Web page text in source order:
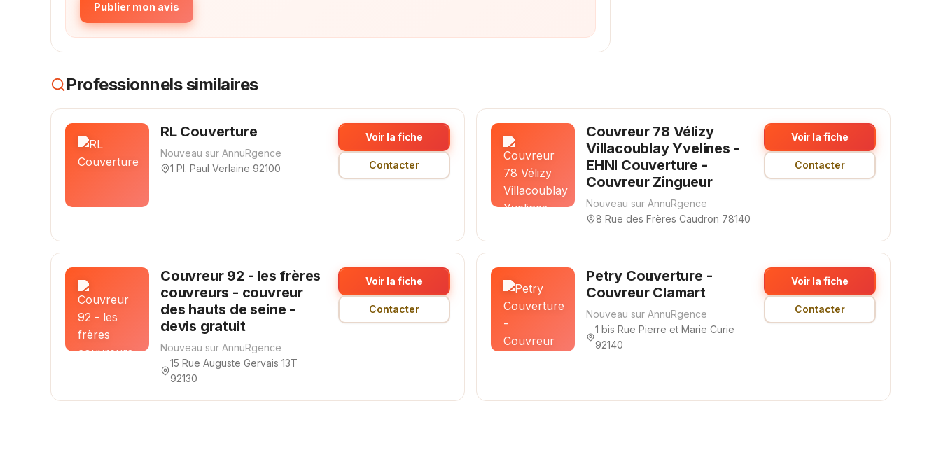
Publier mon avis
Professionnels similaires
RL Couverture
Nouveau sur AnnuRgence
1 Pl. Paul Verlaine 92100
Voir la fiche
Contacter
Couvreur 78 Vélizy
Villacoublay Yvelines -
EHNI Couverture -
Couvreur Zingueur
Nouveau sur AnnuRgence
8 Rue des Frères Caudron 78140
Voir la fiche
Contacter
Couvreur 92 - les frères
couvreurs - couvreur
des hauts de seine -
devis gratuit
Nouveau sur AnnuRgence
15 Rue Auguste Gervais 13T
92130
Voir la fiche
Contacter
Petry Couverture -
Couvreur Clamart
Nouveau sur AnnuRgence
1 bis Rue Pierre et Marie Curie
92140
Voir la fiche
Contacter